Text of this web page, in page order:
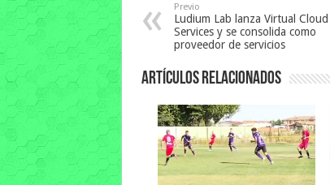
Previo
Ludium Lab lanza Virtual Cloud
Services y se consolida como
proveedor de servicios
Artículos relacionados